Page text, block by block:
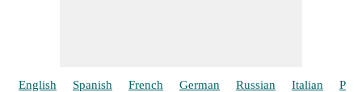
English Spanish French German Russian Italian